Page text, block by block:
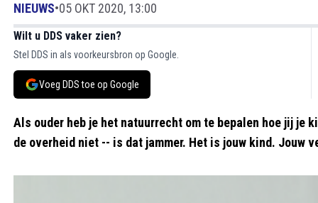
NIEUWS•05 OKT 2020, 13:00
Wilt u DDS vaker zien?
Stel DDS in als voorkeursbron op Google.
Voeg DDS toe op Google
Als ouder heb je het natuurrecht om te bepalen hoe jij je
de overheid niet -- is dat jammer. Het is jouw kind. Jouw